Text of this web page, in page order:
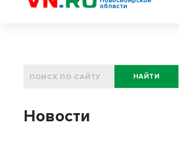
области
НАЙТИ
Новости